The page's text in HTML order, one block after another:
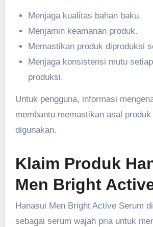
Menjaga kualitas bahan baku.
Menjamin keamanan produk.
Memastikan produk diproduksi
Menjaga konsistensi mutu
produksi.
Untuk pengguna, informasi
membantu memastikan asal produk
digunakan.
Klaim Produk
Men Bright
Hanasui Men Bright Active Serum
sebagai serum wajah pria untuk